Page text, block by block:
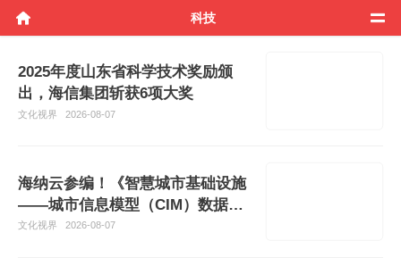
科技
2025年度山东省科学技术奖励颁
出，海信集团斩获6项大奖
文化视界 2026-08-07
海纳云参编！《智慧城市基础设施
——城市信息模型（CIM）数据框
架和功
文化视界 2026-08-07